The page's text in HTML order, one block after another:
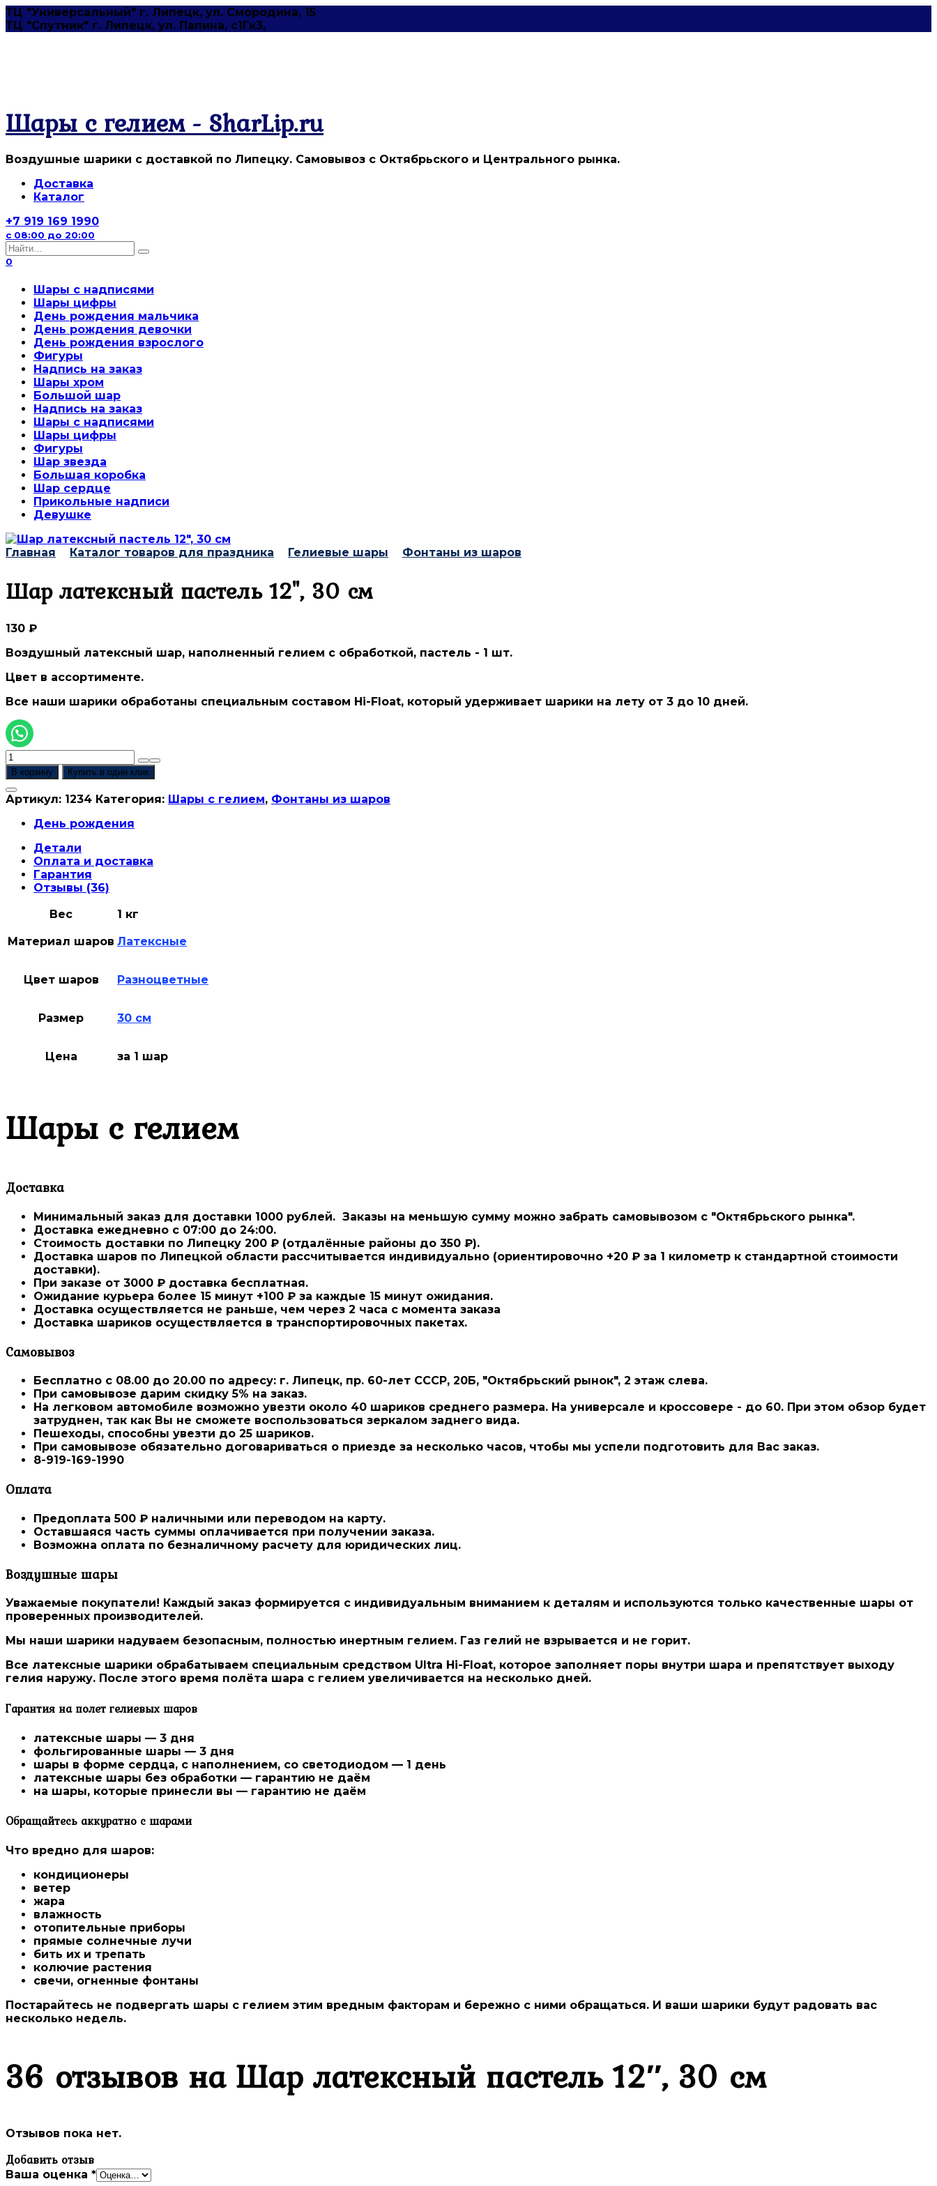
Перейти
к
ТЦ "Универсальный" г. Липецк, ул. Смородина, 15
ТЦ "Спутник" г. Липецк, ул. Папина, с1Гк3,
Шары с гелием - SharLip.ru
Воздушные шарики с доставкой по Липецку. Самовывоз с Октябрьского и Центрального рынка.
Доставка
Каталог
+7 919 169 1990
с 08:00 до 20:00
Search
for:
0
Шары с надписями
Шары цифры
День рождения мальчика
День рождения девочки
День рождения взрослого
Фигуры
Надпись на заказ
Шары хром
Большой шар
Надпись на заказ
Шары с надписями
Шары цифры
Фигуры
Шар звезда
Большая коробка
Шар сердце
Прикольные надписи
Девушке
Главная Каталог товаров для праздника Гелиевые шары Фонтаны из шаров
Шар латексный пастель 12", 30 см
130 ₽
Воздушный латексный шар, наполненный гелием с обработкой, пастель - 1 шт.
Цвет в ассортименте.
Все наши шарики обработаны специальным составом Hi-Float, который удерживает шарики на лету от 3 до 10 дней.
Количество
товара
Шар
латексный
пастель
12",
В корзину Купить в один клик
Артикул: 1234 Категория: Шары с гелием, Фонтаны из шаров
День рождения
Детали
Оплата и доставка
Гарантия
Отзывы (36)
Вес
1 кг
Материал шаров Латексные
Цвет шаров Разноцветные
Размер 30 см
Цена за 1 шар
Шары с гелием
Доставка
Минимальный заказ для доставки 1000 рублей. Заказы на меньшую сумму можно забрать самовывозом с "Октябрьского рынка".
Доставка ежедневно с 07:00 до 24:00.
Стоимость доставки по Липецку 200 ₽ (отдалённые районы до 350 ₽).
Доставка шаров по Липецкой области рассчитывается индивидуально (ориентировочно +20 ₽ за 1 километр к стандартной стоимости
доставки).
При заказе от 3000 ₽ доставка бесплатная.
Ожидание курьера более 15 минут +100 ₽ за каждые 15 минут ожидания.
Доставка осуществляется не раньше, чем через 2 часа с момента заказа
Доставка шариков осуществляется в транспортировочных пакетах.
Самовывоз
Бесплатно с 08.00 до 20.00 по адресу: г. Липецк, пр. 60-лет СССР, 20Б, "Октябрьский рынок", 2 этаж слева.
При самовывозе дарим скидку 5% на заказ.
На легковом автомобиле возможно увезти около 40 шариков среднего размера. На универсале и кроссовере - до 60. При этом обзор будет
затруднен, так как Вы не сможете воспользоваться зеркалом заднего вида.
Пешеходы, способны увезти до 25 шариков.
При самовывозе обязательно договариваться о приезде за несколько часов, чтобы мы успели подготовить для Вас заказ.
8-919-169-1990
Оплата
Предоплата 500 ₽ наличными или переводом на карту.
Оставшаяся часть суммы оплачивается при получении заказа.
Возможна оплата по безналичному расчету для юридических лиц.
Воздушные шары
Уважаемые покупатели! Каждый заказ формируется с индивидуальным вниманием к деталям и используются только качественные шары от
проверенных производителей.
Мы наши шарики надуваем безопасным, полностью инертным гелием. Газ гелий не взрывается и не горит.
Все латексные шарики обрабатываем специальным средством Ultra Hi-Float, которое заполняет поры внутри шара и препятствует выходу
гелия наружу. После этого время полёта шара с гелием увеличивается на несколько дней.
Гарантия на полет гелиевых шаров
латексные шары — 3 дня
фольгированные шары — 3 дня
шары в форме сердца, с наполнением, со светодиодом — 1 день
латексные шары без обработки — гарантию не даём
на шары, которые принесли вы — гарантию не даём
Обращайтесь аккуратно с шарами
Что вредно для шаров:
кондиционеры
ветер
жара
влажность
отопительные приборы
прямые солнечные лучи
бить их и трепать
колючие растения
свечи, огненные фонтаны
Постарайтесь не подвергать шары с гелием этим вредным факторам и бережно с ними обращаться. И ваши шарики будут радовать вас
несколько недель.
36 отзывов наШар латексный пастель 12″, 30 см
Отзывов пока нет.
Добавить отзыв
Ваша оценка *